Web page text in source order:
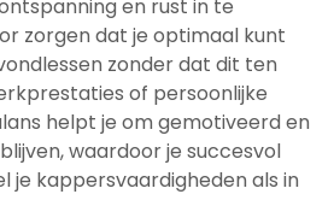
en rust in te
zorgen dat je optimaal kunt
zonder dat dit ten
of persoonlijke
helpt je om gemotiveerd en
waardoor je succesvol
je kappersvaardigheden als in